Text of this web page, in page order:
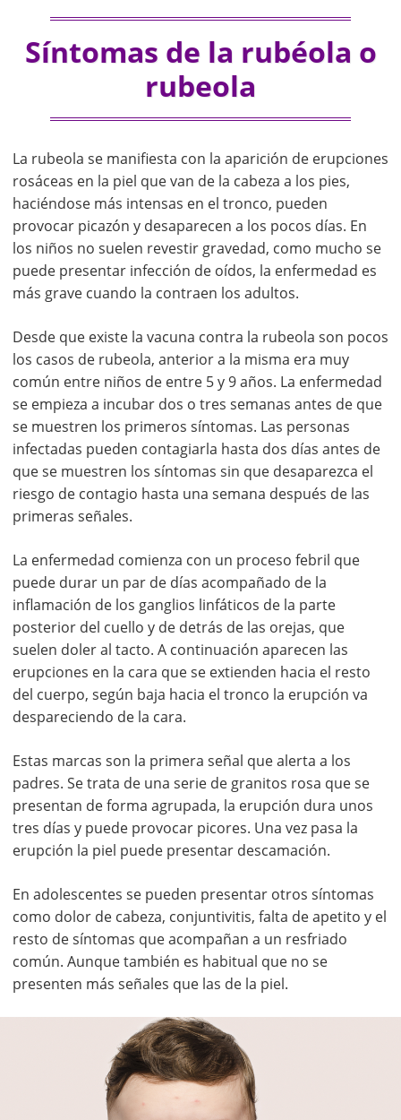
Síntomas de la rubéola o
rubeola
La rubeola se manifiesta con la aparición de erupciones
rosáceas en la piel que van de la cabeza a los pies,
haciéndose más intensas en el tronco, pueden
provocar picazón y desaparecen a los pocos días. En
los niños no suelen revestir gravedad, como mucho se
puede presentar infección de oídos, la enfermedad es
más grave cuando la contraen los adultos.
Desde que existe la vacuna contra la rubeola son pocos
los casos de rubeola, anterior a la misma era muy
común entre niños de entre 5 y 9 años. La enfermedad
se empieza a incubar dos o tres semanas antes de que
se muestren los primeros síntomas. Las personas
infectadas pueden contagiarla hasta dos días antes de
que se muestren los síntomas sin que desaparezca el
riesgo de contagio hasta una semana después de las
primeras señales.
La enfermedad comienza con un proceso febril que
puede durar un par de días acompañado de la
inflamación de los ganglios linfáticos de la parte
posterior del cuello y de detrás de las orejas, que
suelen doler al tacto. A continuación aparecen las
erupciones en la cara que se extienden hacia el resto
del cuerpo, según baja hacia el tronco la erupción va
despareciendo de la cara.
Estas marcas son la primera señal que alerta a los
padres. Se trata de una serie de granitos rosa que se
presentan de forma agrupada, la erupción dura unos
tres días y puede provocar picores. Una vez pasa la
erupción la piel puede presentar descamación.
En adolescentes se pueden presentar otros síntomas
como dolor de cabeza, conjuntivitis, falta de apetito y el
resto de síntomas que acompañan a un resfriado
común. Aunque también es habitual que no se
presenten más señales que las de la piel.